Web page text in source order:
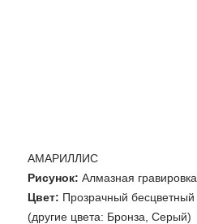
АМАРИЛЛИС
Рисунок: Алмазная гравировка
Цвет: Прозрачный бесцветный
(другие цвета: Бронза, Серый)